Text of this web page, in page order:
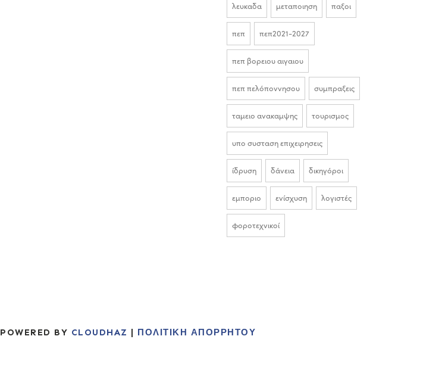
λευκαδα μεταποιηση παξοι
πεπ πεπ2021-2027
πεπ βορειου αιγαιου
πεπ πελόποννησου συμπραξεις
ταμειο ανακαμψης τουρισμος
υπο συσταση επιχειρησεις
ίδρυση δάνεια δικηγόροι
εμποριο ενίσχυση λογιστές
φοροτεχνικοί
POWERED BY CLOUDHAZ | ΠΟΛΙΤΙΚΗ ΑΠΟΡΡΗΤΟΥ